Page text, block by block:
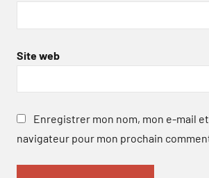
Site web
Enregistrer mon nom, mon e-mail
navigateur pour mon prochain